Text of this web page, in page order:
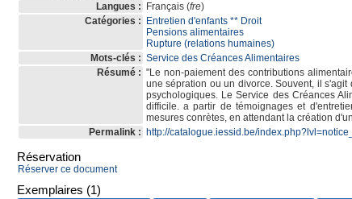
Langues :
Français (fre)
Catégories :
Entretien d'enfants ** Droit
Pensions alimentaires
Rupture (relations humaines)
Mots-clés : Service des Créances Alimentaires
Résumé : "Le non-paiement des contributions
une sépration ou un divorce. Souvent, il
psychologiques. Le Service des Créances
difficile. a partir de témoignages et
mesures conrètes, en attendant la création
Permalink :
http://catalogue.iessid.be/
Réservation
Réserver ce document
Exemplaires (1)